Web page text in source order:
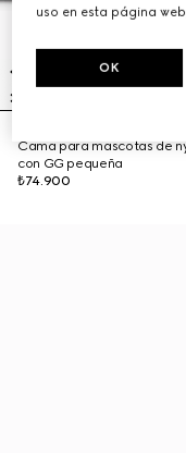
Cama para mascotas de
con GG pequeña
₺74.900
uso en esta página
OK